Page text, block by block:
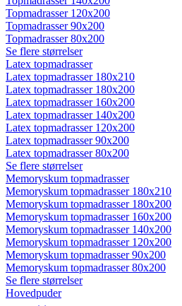
Topmadrasser 120x200
Topmadrasser 90x200
Topmadrasser 80x200
Se flere størrelser
Latex topmadrasser
Latex topmadrasser 180x210
Latex topmadrasser 180x200
Latex topmadrasser 160x200
Latex topmadrasser 140x200
Latex topmadrasser 120x200
Latex topmadrasser 90x200
Latex topmadrasser 80x200
Se flere størrelser
Memoryskum topmadrasser
Memoryskum topmadrasser 180x210
Memoryskum topmadrasser 180x200
Memoryskum topmadrasser 160x200
Memoryskum topmadrasser 140x200
Memoryskum topmadrasser 120x200
Memoryskum topmadrasser 90x200
Memoryskum topmadrasser 80x200
Se flere størrelser
Hovedpuder